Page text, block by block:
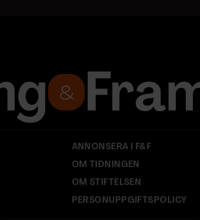
ANNONSERA I F&F
OM TIDNINGEN
OM STIFTELSEN
PERSONUPPGIFTSPOLICY